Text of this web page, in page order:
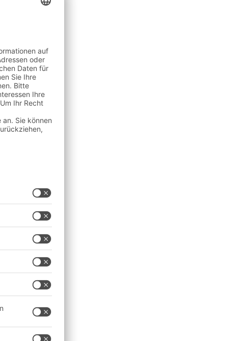
auf den Markt. Das
um z. B. mit
einfahren zu können. Es
bleiben wird oder
online an. Folglich
werden. Kunden können z.
Virtuelle Geschäfte werden in
"Micro Stores" als
vor dem Online-Kauf
Services. Dadurch
zudem aufgenommen werden.
werden